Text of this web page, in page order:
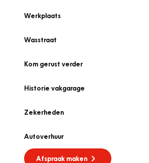
Werkplaats
Wasstraat
Kom gerust verder
Historie vakgarage
Zekerheden
Autoverhuur
Afspraak maken